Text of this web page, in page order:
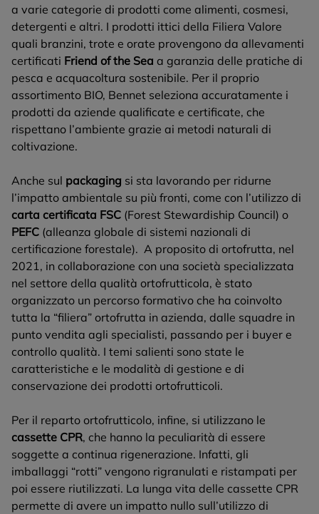
a varie categorie di prodotti come alimenti, cosmesi,
detergenti e altri. I prodotti ittici della Filiera Valore
quali branzini, trote e orate provengono da allevamenti
certificati Friend of the Sea a garanzia delle pratiche di
pesca e acquacoltura sostenibile. Per il proprio
assortimento BIO, Bennet seleziona accuratamente i
prodotti da aziende qualificate e certificate, che
rispettano l’ambiente grazie ai metodi naturali di
coltivazione.
Anche sul packaging si sta lavorando per ridurne
l’impatto ambientale su più fronti, come con l’utilizzo di
carta certificata FSC (Forest Stewardiship Council) o
PEFC (alleanza globale di sistemi nazionali di
certificazione forestale). A proposito di ortofrutta, nel
2021, in collaborazione con una società specializzata
nel settore della qualità ortofrutticola, è stato
organizzato un percorso formativo che ha coinvolto
tutta la “filiera” ortofrutta in azienda, dalle squadre in
punto vendita agli specialisti, passando per i buyer e
controllo qualità. I temi salienti sono state le
caratteristiche e le modalità di gestione e di
conservazione dei prodotti ortofrutticoli.
Per il reparto ortofrutticolo, infine, si utilizzano le
cassette CPR, che hanno la peculiarità di essere
soggette a continua rigenerazione. Infatti, gli
imballaggi “rotti” vengono rigranulati e ristampati per
poi essere riutilizzati. La lunga vita delle cassette CPR
permette di avere un impatto nullo sull’utilizzo di